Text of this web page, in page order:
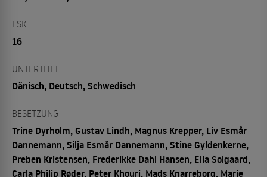
FSK
16
UNTERTITEL
Dänisch, Deutsch, Schwedisch
BESETZUNG
Trine Dyrholm, Gustav Lindh, Magnus Krepper, Liv Esmår
Dannemann, Silja Esmår Dannemann, Stine Gyldenkerne,
Preben Kristensen, Frederikke Dahl Hansen, Ella Solgaard,
Carla Philip Røder, Peter Khouri, Mads Knarreborg, Marie